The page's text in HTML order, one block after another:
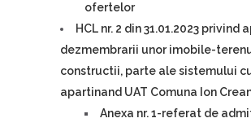
ofertelor
HCL nr. 2 din 31.01.2023 privind
dezmembrarii unor imobile-
constructii, parte ale sistemului
apartinand UAT Comuna Ion
Anexa nr. 1-referat de